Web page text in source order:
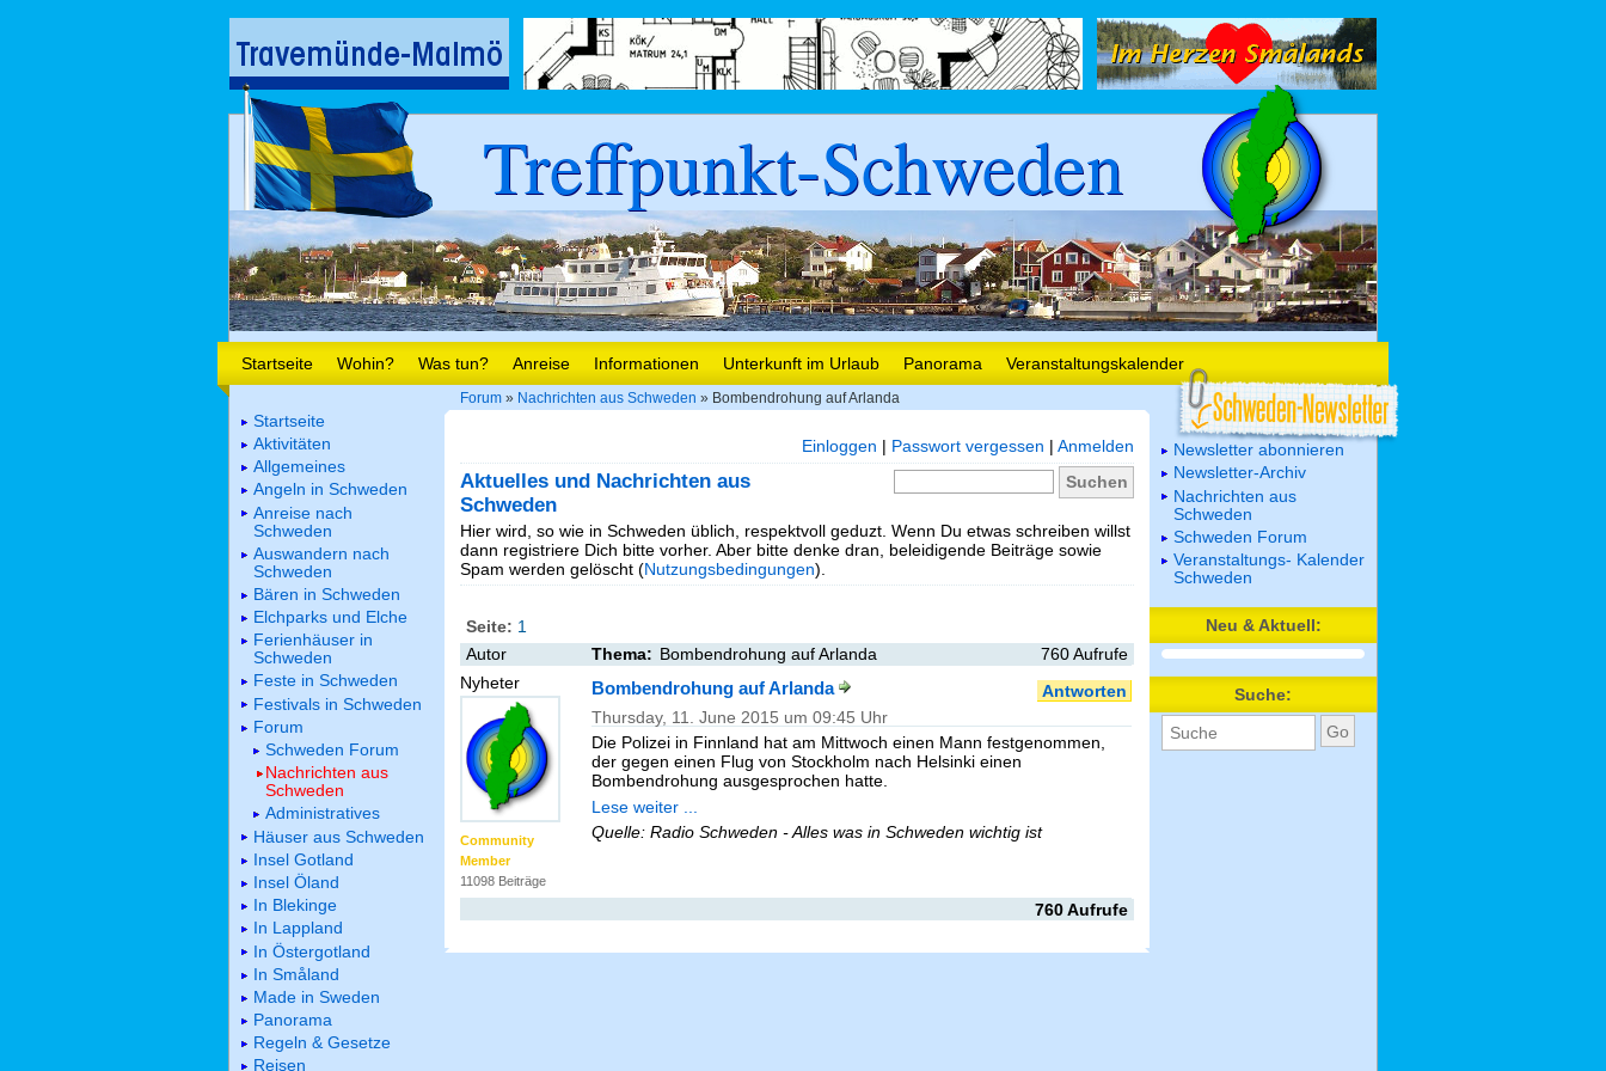
Treffpunkt-Schweden
Startseite Wohin? Was tun? Anreise Informationen Unterkunft im Urlaub Panorama Veranstaltungskalender
Forum » Nachrichten aus Schweden » Bombendrohung auf Arlanda
Einloggen | Passwort vergessen | Anmelden
Aktuelles und Nachrichten aus
Schweden
Hier wird, so wie in Schweden üblich, respektvoll geduzt. Wenn Du etwas schreiben willst
dann registriere Dich bitte vorher. Aber bitte denke dran, beleidigende Beiträge sowie
Spam werden gelöscht (Nutzungsbedingungen).
Seite: 1
Autor
Thema: Bombendrohung auf Arlanda
760 Aufrufe
Nyheter
Community
Member
11098 Beiträge
Antworten
Bombendrohung auf Arlanda
Thursday, 11. June 2015 um 09:45 Uhr
Die Polizei in Finnland hat am Mittwoch einen Mann festgenommen,
der gegen einen Flug von Stockholm nach Helsinki einen
Bombendrohung ausgesprochen hatte.
Lese weiter ...
Quelle: Radio Schweden - Alles was in Schweden wichtig ist
760 Aufrufe
Startseite
Aktivitäten
Allgemeines
Angeln in Schweden
Anreise nach
Schweden
Auswandern nach
Schweden
Bären in Schweden
Elchparks und Elche
Ferienhäuser in
Schweden
Feste in Schweden
Festivals in Schweden
Forum
Schweden Forum
Nachrichten aus
Schweden
Administratives
Häuser aus Schweden
Insel Gotland
Insel Öland
In Blekinge
In Lappland
In Östergotland
In Småland
Made in Sweden
Panorama
Regeln & Gesetze
Reisen
Newsletter abonnieren
Newsletter-Archiv
Nachrichten aus
Schweden
Schweden Forum
Veranstaltungs- Kalender
Schweden
Neu & Aktuell:
Suche: